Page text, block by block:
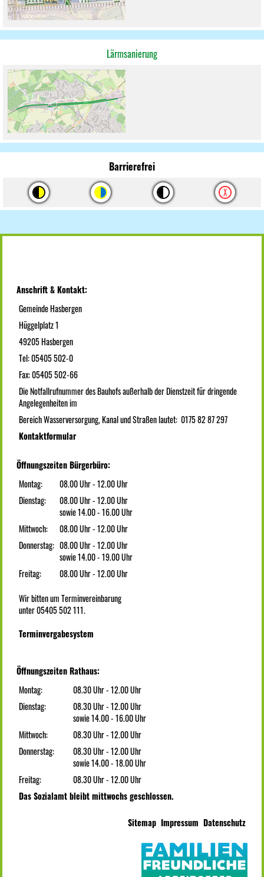
Lärmsanierung
Barrierefrei
Anschrift & Kontakt:
Gemeinde Hasbergen
Hüggelplatz 1
49205 Hasbergen
Tel: 05405 502-0
Fax: 05405 502-66
Die Notfallrufnummer des Bauhofs außerhalb der Dienstzeit für dringende
Angelegenheiten im
Bereich Wasserversorgung, Kanal und Straßen lautet: 0175 82 87 297
Kontaktformular
Öffnungszeiten Bürgerbüro:
Montag:
08.00 Uhr - 12.00 Uhr
Dienstag:
08.00 Uhr - 12.00 Uhr
sowie 14.00 - 16.00 Uhr
Mittwoch:
08.00 Uhr - 12.00 Uhr
Donnerstag: 08.00 Uhr - 12.00 Uhr
sowie 14.00 - 19.00 Uhr
Freitag:
08.00 Uhr - 12.00 Uhr
Wir bitten um Terminvereinbarung
unter 05405 502 111.
Terminvergabesystem
Öffnungszeiten Rathaus:
Montag:
08.30 Uhr - 12.00 Uhr
Dienstag:
08.30 Uhr - 12.00 Uhr
sowie 14.00 - 16.00 Uhr
Mittwoch:
08.30 Uhr - 12.00 Uhr
Donnerstag:
08.30 Uhr - 12.00 Uhr
sowie 14.00 - 18.00 Uhr
Freitag:
08.30 Uhr - 12.00 Uhr
Das Sozialamt bleibt mittwochs geschlossen.
Sitemap Impressum Datenschutz